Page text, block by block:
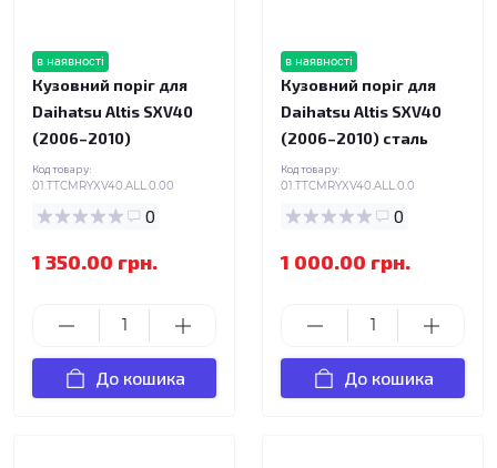
в наявності
Кузовний поріг для
Daihatsu Altis SXV40
(2006–2010)
Код товару:
01.TTCMRYXV40.ALL.0.00
0
1 350.00 грн.
До кошика
в наявності
Кузовний поріг для
Daihatsu Altis SXV40
(2006–2010) сталь
Код товару:
01.TTCMRYXV40.ALL.0.0
0
1 000.00 грн.
До кошика